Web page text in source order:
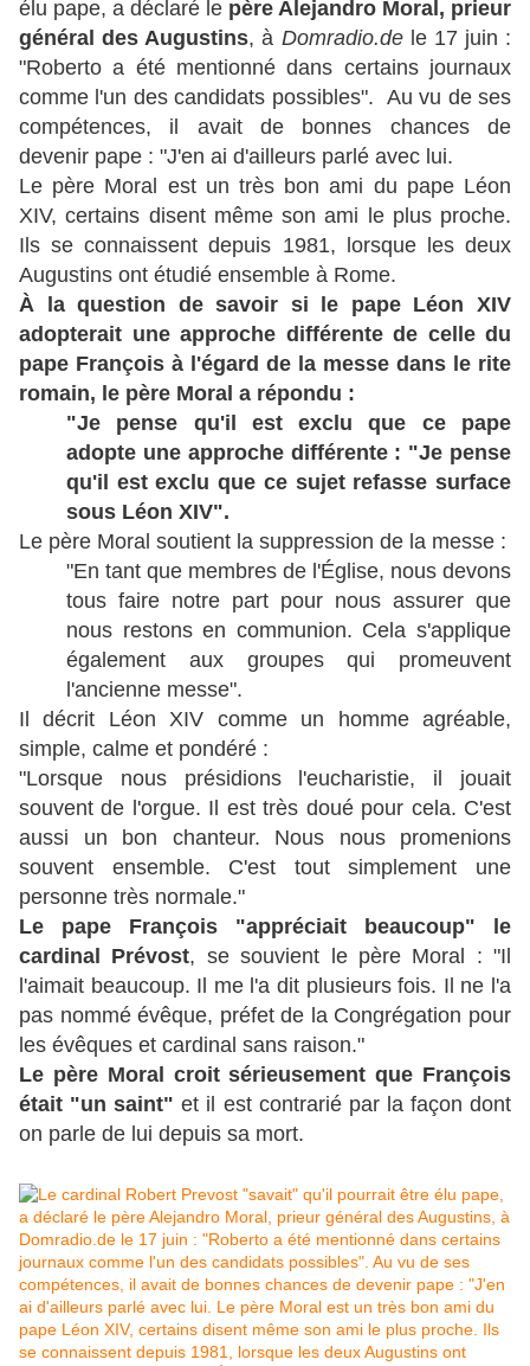
élu pape, a déclaré le père Alejandro Moral, prieur
général des Augustins, à Domradio.dele 17 juin :
"Roberto a été mentionné dans certains journaux
comme l'un des candidats possibles". Au vu de ses
compétences, il avait de bonnes chances de
devenir pape : "J'en ai d'ailleurs parlé avec lui.
Le père Moral est un très bon ami du pape Léon
XIV, certains disent même son ami le plus proche.
Ils se connaissent depuis 1981, lorsque les deux
Augustins ont étudié ensemble à Rome.
À la question de savoir si le pape Léon XIV
adopterait une approche différente de celle du
pape François à l'égard de la messe dans le rite
romain, le père Moral a répondu :
"Je pense qu'il est exclu que ce pape
adopte une approche différente : "Je pense
qu'il est exclu que ce sujet refasse surface
sous Léon XIV".
Le père Moral soutient la suppression de la messe :
"En tant que membres de l'Église, nous devons
tous faire notre part pour nous assurer que
nous restons en communion. Cela s'applique
également aux groupes qui promeuvent
l'ancienne messe".
Il décrit Léon XIV comme un homme agréable,
simple, calme et pondéré :
"Lorsque nous présidions l'eucharistie, il jouait
souvent de l'orgue. Il est très doué pour cela. C'est
aussi un bon chanteur. Nous nous promenions
souvent ensemble. C'est tout simplement une
personne très normale."
Le pape François "appréciait beaucoup" le
cardinal Prévost, se souvient le père Moral : "Il
l'aimait beaucoup. Il me l'a dit plusieurs fois. Il ne l'a
pas nommé évêque, préfet de la Congrégation pour
les évêques et cardinal sans raison."
Le père Moral croit sérieusement que François
était "un saint" et il est contrarié par la façon dont
on parle de lui depuis sa mort.